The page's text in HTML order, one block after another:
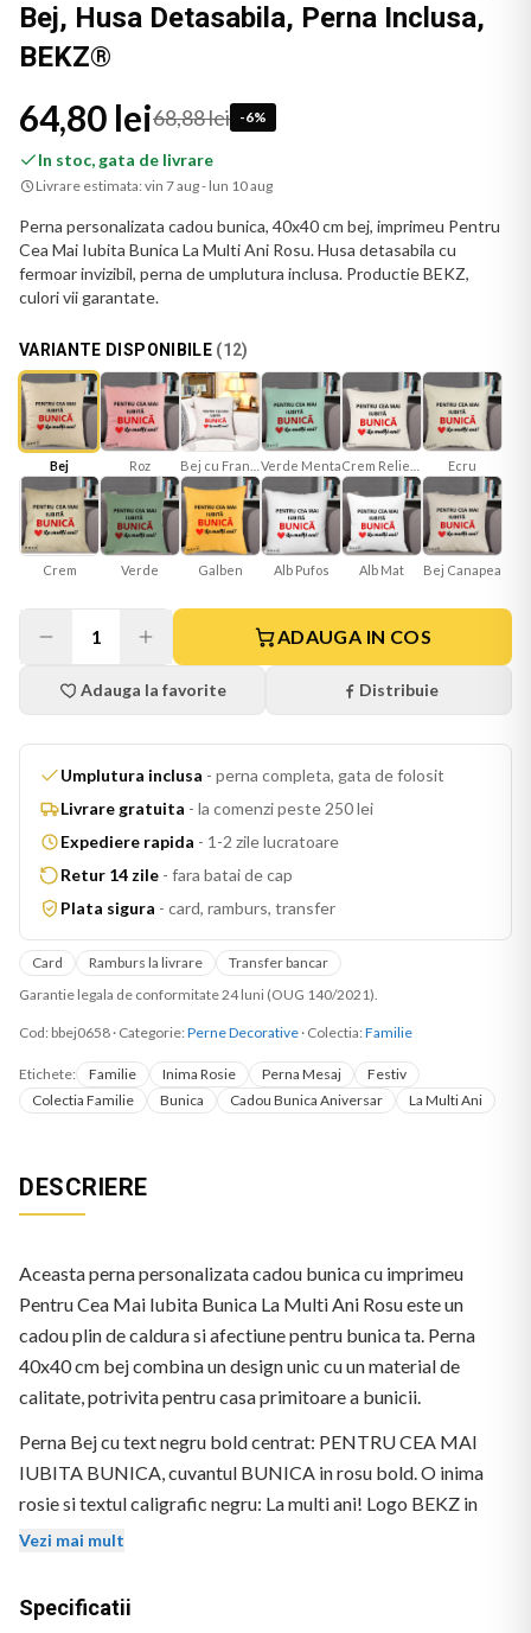
Bej, Husa Detasabila, Perna Inclusa,
BEKZ®
64,80 lei68,88 lei -6%
In stoc, gata de livrare
Livrare estimata: vin 7 aug - lun 10 aug
Perna personalizata cadou bunica, 40x40 cm bej, imprimeu Pentru
Cea Mai Iubita Bunica La Multi Ani Rosu. Husa detasabila cu
fermoar invizibil, perna de umplutura inclusa. Productie BEKZ,
culori vii garantate.
VARIANTE DISPONIBILE (12)
Bej Roz Verde Menta Ecru
Crem Verde Galben Alb Pufos Alb Mat Bej Canapea
1 ADAUGA IN COS
Adauga la favorite Distribuie
Umplutura inclusa - perna completa, gata de folosit
Livrare gratuita - la comenzi peste 250 lei
Expediere rapida - 1-2 zile lucratoare
Retur 14 zile - fara batai de cap
Plata sigura - card, ramburs, transfer
Card Ramburs la livrare
Transfer bancar
Garantie legala de conformitate 24 luni (OUG 140/2021).
Cod: bbej0658 · Categorie: Perne Decorative · Colectia: Familie
Etichete: Familie Inima Rosie Perna Mesaj
Festiv
Colectia Familie
Bunica Cadou Bunica Aniversar La Multi Ani
DESCRIERE
Aceasta perna personalizata cadou bunica cu imprimeu
Pentru Cea Mai Iubita Bunica La Multi Ani Rosu este un
cadou plin de caldura si afectiune pentru bunica ta. Perna
40x40 cm bej combina un design unic cu un material de
calitate, potrivita pentru casa primitoare a bunicii.
Perna Bej cu text negru bold centrat: PENTRU CEA MAI
IUBITA BUNICA, cuvantul BUNICA in rosu bold. O inima
rosie si textul caligrafic negru: La multi ani! Logo BEKZ in
coltul stanga-jos.
Vezi mai mult
Specificatii